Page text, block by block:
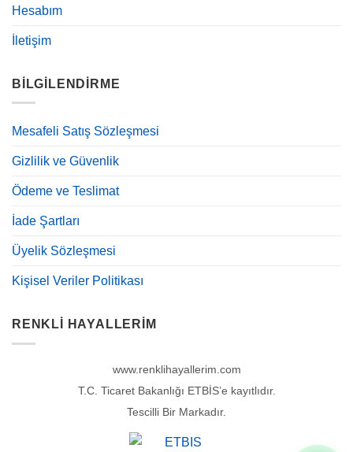
Hesabım
İletişim
BILGILENDIRME
Mesafeli Satış Sözleşmesi
Gizlilik ve Güvenlik
Ödeme ve Teslimat
İade Şartları
Üyelik Sözleşmesi
Kişisel Veriler Politikası
RENKLI HAYALLERIM
www.renklihayallerim.com
T.C. Ticaret Bakanlığı ETBİS’e kayıtlıdır.
Tescilli Bir Markadır.